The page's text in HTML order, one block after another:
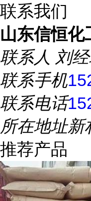
联系我们
山东信恒化
联系人 刘
联系手机
联系电话
所在地址新
推荐产品